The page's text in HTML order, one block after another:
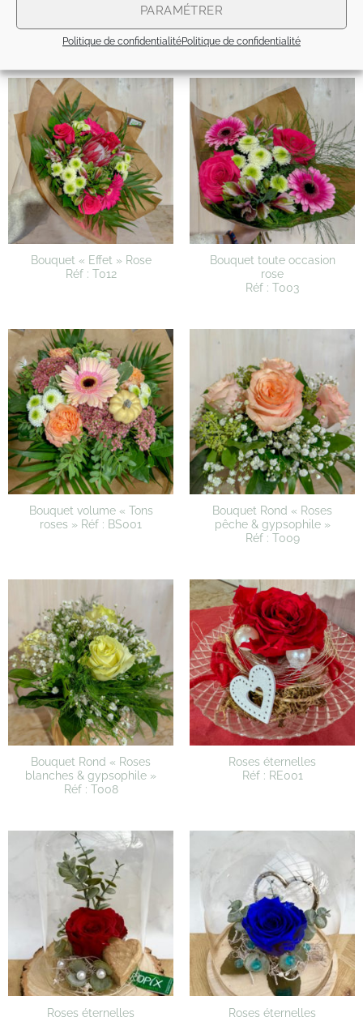
PARAMÉTRER
Politique de confidentialitéPolitique de confidentialité
PRODUITS SIMILAIRES
Bouquet « Effet » Rose
Réf : T012
Bouquet toute occasion
rose
Réf : T003
Bouquet volume « Tons
roses » Réf : BS001
Bouquet Rond « Roses
pêche & gypsophile »
Réf : T009
Bouquet Rond « Roses
blanches & gypsophile »
Réf : T008
Roses éternelles
Réf : RE001
Roses éternelles Roses éternelles